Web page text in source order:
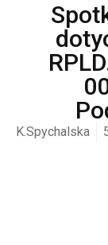
K.Spychalska